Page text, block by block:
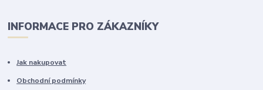
INFORMACE PRO ZÁKAZNÍKY
Jak nakupovat
Obchodní podmínky